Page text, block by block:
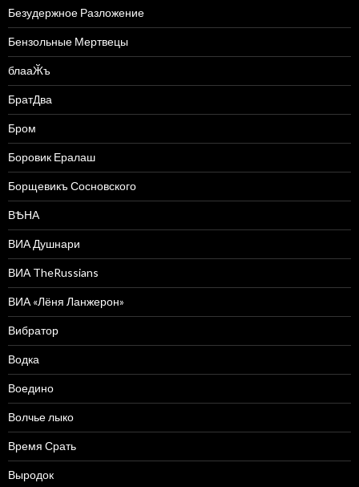
Безудержное Разложение
Бензольные Мертвецы
блааӁъ
БратДва
Бром
Боровик Ералаш
Борщевикъ Сосновского
ВѢНА
ВИА Душнари
ВИА TheRussians
ВИА «Лёня Ланжерон»
Вибратор
Водка
Воедино
Волчье лыко
Время Срать
Выродок